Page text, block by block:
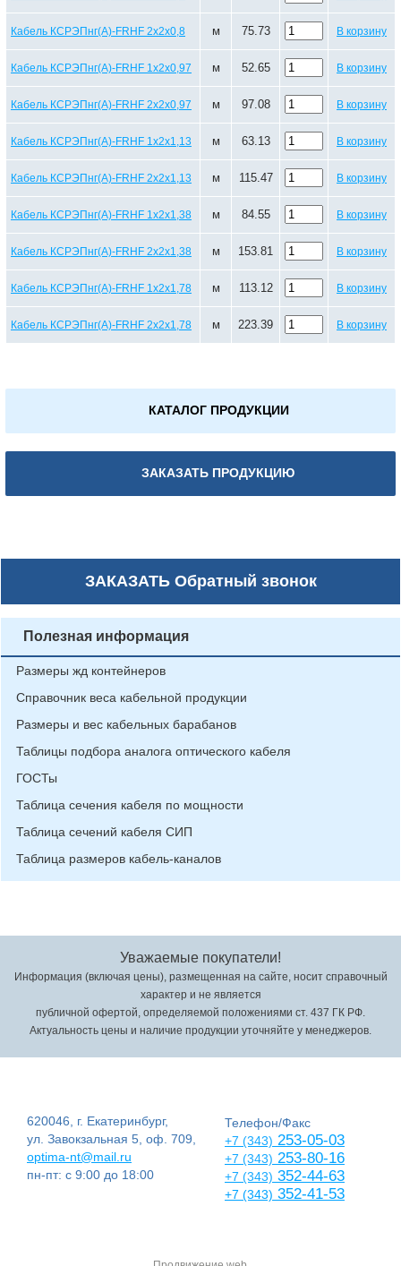
Кабель КСРЭПнг(А)-FRHF 2х2х0,8 м 75.73 В корзину
Кабель КСРЭПнг(А)-FRHF 1х2х0,97 м 52.65 В корзину
Кабель КСРЭПнг(А)-FRHF 2х2х0,97 м 97.08 В корзину
Кабель КСРЭПнг(А)-FRHF 1х2х1,13 м 63.13 В корзину
Кабель КСРЭПнг(А)-FRHF 2х2х1,13 м 115.47 В корзину
Кабель КСРЭПнг(А)-FRHF 1х2х1,38 м 84.55 В корзину
Кабель КСРЭПнг(А)-FRHF 2х2х1,38 м 153.81 В корзину
Кабель КСРЭПнг(А)-FRHF 1х2х1,78 м 113.12 В корзину
Кабель КСРЭПнг(А)-FRHF 2х2х1,78 м 223.39 В корзину
КАТАЛОГ ПРОДУКЦИИ
ЗАКАЗАТЬ ПРОДУКЦИЮ
ЗАКАЗАТЬОбратный звонок
Полезная информация
Размеры жд контейнеров
Справочник веса кабельной продукции
Размеры и вес кабельных барабанов
Таблицы подбора аналога оптического кабеля
ГОСТы
Таблица сечения кабеля по мощности
Таблица сечений кабеля СИП
Таблица размеров кабель-каналов
Уважаемые покупатели!
Информация (включая цены), размещенная на сайте, носит справочный
характер и не является
публичной офертой, определяемой положениями ст. 437 ГК РФ.
Актуальность цены и наличие продукции уточняйте у менеджеров.
620046, г. Екатеринбург,
ул. Завокзальная 5, оф. 709,
optima-nt@mail.ru
пн-пт: с 9:00 до 18:00
Телефон/Факс
+7 (343) 253-05-03
+7 (343) 253-80-16
+7 (343) 352-44-63
+7 (343) 352-41-53